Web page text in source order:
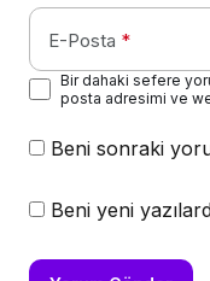
E-Posta *
Bir dahaki sefere
posta adresimi ve
Beni sonraki
Beni yeni